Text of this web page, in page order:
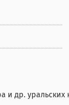
и др.